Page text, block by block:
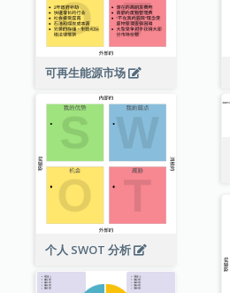
可再生能源市场
个人 SWOT 分析